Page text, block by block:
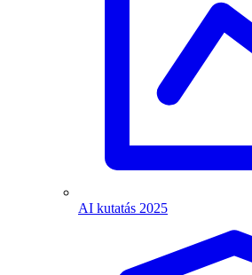
AI kutatás 2025